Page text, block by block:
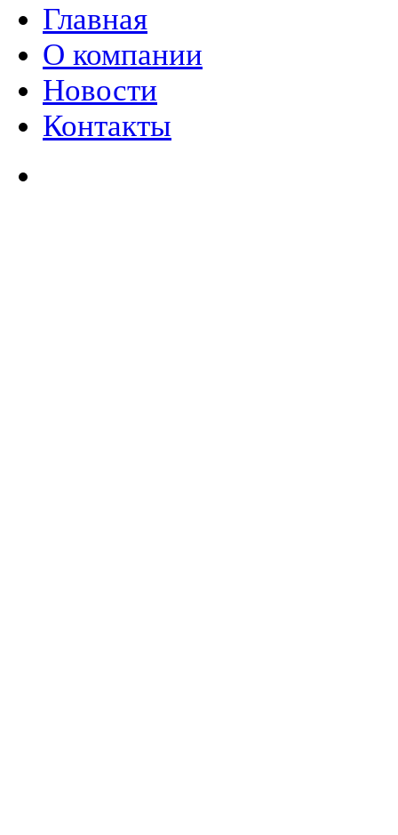
Главная
О компании
Новости
Контакты